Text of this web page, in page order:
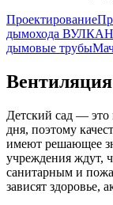
Проектирование
дымохода ВУЛКАН
дымовые трубы
Вентиляция
Детский сад — это
дня, поэтому
имеют решающее
учреждения ждут,
санитарным и
зависят здоровье,